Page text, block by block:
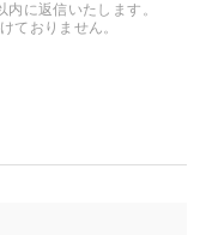
ビス内で使用する
ービスの他の利用
って個人情報を外
機密保持について
に返信いたします。
ておりません。